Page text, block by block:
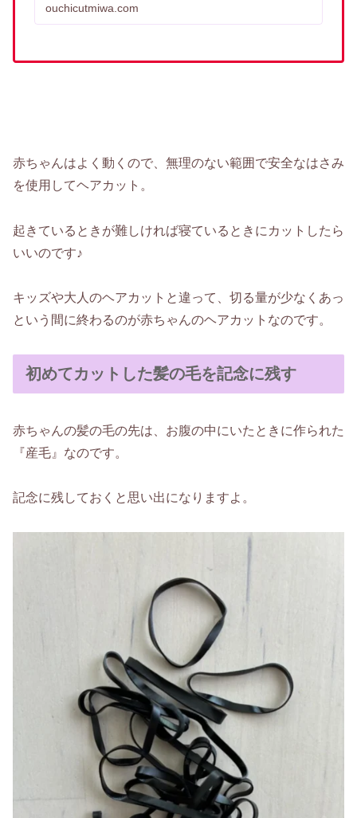
ouchicutmiwa.com
赤ちゃんはよく動くので、無理のない範囲で安全なはさみ
を使用してヘアカット。
起きているときが難しければ寝ているときにカットしたら
いいのです♪
キッズや大人のヘアカットと違って、切る量が少なくあっ
という間に終わるのが赤ちゃんのヘアカットなのです。
初めてカットした髪の毛を記念に残す
赤ちゃんの髪の毛の先は、お腹の中にいたときに作られた
『産毛』なのです。
記念に残しておくと思い出になりますよ。